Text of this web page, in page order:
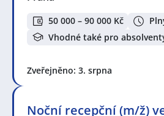
50 000 – 90 000 Kč
Vhodné také pro
Zveřejněno: 3. srpna
Noční recepční (m/ž)